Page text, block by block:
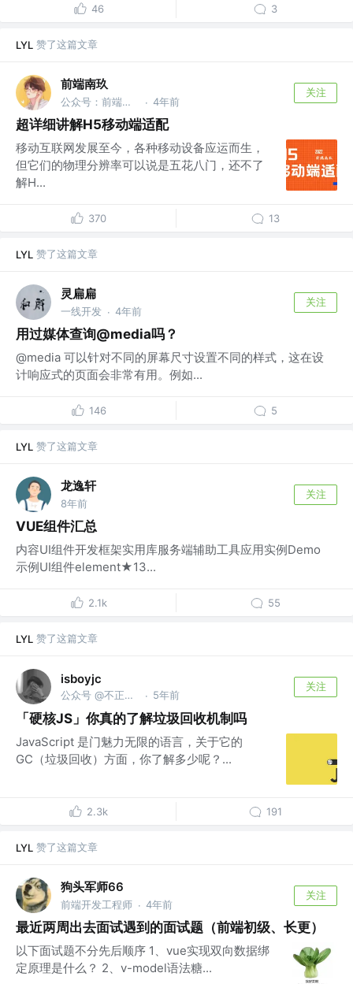
46 3
LYL 赞了这篇文章
前端南玖
公众号：前端南玖 · 4年前
关注
超详细讲解H5移动端适配
移动互联网发展至今，各种移动设备应运而生，
但它们的物理分辨率可以说是五花八门，还不了
解H...
370 13
LYL 赞了这篇文章
灵扁扁
一线开发 · 4年前
关注
用过媒体查询@media吗？
@media 可以针对不同的屏幕尺寸设置不同的样式，这在设
计响应式的页面会非常有用。例如...
146 5
LYL 赞了这篇文章
龙逸轩
8年前
关注
VUE组件汇总
内容UI组件开发框架实用库服务端辅助工具应用实例Demo
示例UI组件element★13...
2.1k 55
LYL 赞了这篇文章
isboyjc
公众号 @不正经的前端 · 5年前
关注
「硬核JS」你真的了解垃圾回收机制吗
JavaScript 是门魅力无限的语言，关于它的
GC（垃圾回收）方面，你了解多少呢？...
2.3k 191
LYL 赞了这篇文章
狗头军师66
前端开发工程师 · 4年前
关注
最近两周出去面试遇到的面试题（前端初级、长更）
以下面试题不分先后顺序 1、vue实现双向数据绑
定原理是什么？ 2、v-model语法糖...